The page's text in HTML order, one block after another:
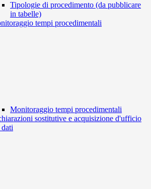
Tipologie di procedimento (da pubblicare
in tabelle)
tempi procedimentali
Monitoraggio tempi procedimentali
sostitutive e acquisizione d'ufficio